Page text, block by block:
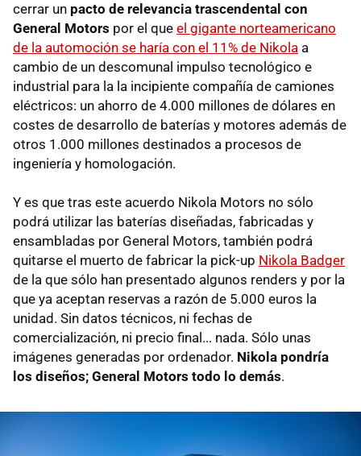
cerrar un pacto de relevancia trascendental con
General Motors por el que el gigante norteamericano
de la automoción se haría con el 11% de Nikola a
cambio de un descomunal impulso tecnológico e
industrial para la la incipiente compañía de camiones
eléctricos: un ahorro de 4.000 millones de dólares en
costes de desarrollo de baterías y motores además de
otros 1.000 millones destinados a procesos de
ingeniería y homologación.
Y es que tras este acuerdo Nikola Motors no sólo
podrá utilizar las baterías diseñadas, fabricadas y
ensambladas por General Motors, también podrá
quitarse el muerto de fabricar la pick-up Nikola Badger
de la que sólo han presentado algunos renders y por la
que ya aceptan reservas a razón de 5.000 euros la
unidad. Sin datos técnicos, ni fechas de
comercialización, ni precio final... nada. Sólo unas
imágenes generadas por ordenador. Nikola pondría
los diseños; General Motors todo lo demás.